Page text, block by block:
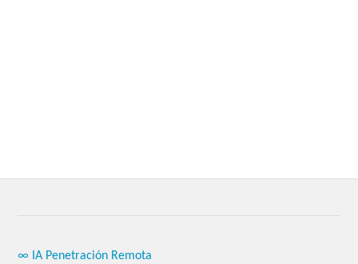
∞ IA Penetración Remota